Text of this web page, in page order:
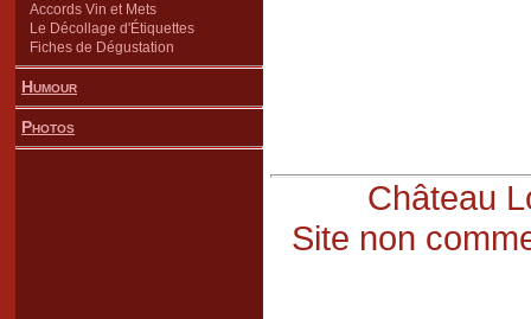
Accords Vin et Mets
Le Décollage d'Étiquettes
Fiches de Dégustation
Humour
Photos
Château
Site non